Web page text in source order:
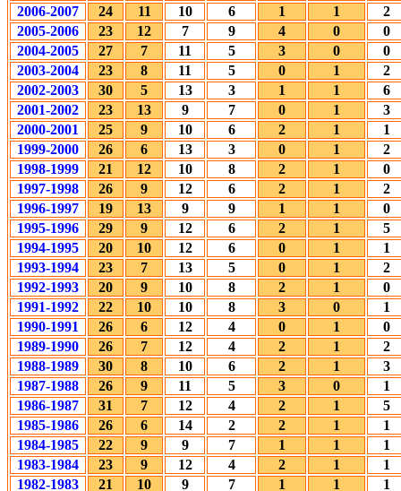
2006-2007
24 11 10 6 1 1
2
2005-2006
23 12 7 9 4 0
0
2004-2005
27 7 11 5 3 0
0
2003-2004
23 8 11 5 0 1
2
2002-2003
30 5 13 3 1 1
6
2001-2002
23 13 9 7 0 1
3
2000-2001
25 9 10 6 2 1
1
1999-2000
26 6 13 3 0 1
2
1998-1999
21 12 10 8 2 1
0
1997-1998
26 9 12 6 2 1
2
1996-1997
19 13 9 9 1 1
0
1995-1996
29 9 12 6 2 1
5
1994-1995
20 10 12 6 0 1
1
1993-1994
23 7 13 5 0 1
2
1992-1993
20 9 10 8 2 1
0
1991-1992
22 10 10 8 3 0
1
1990-1991
26 6 12 4 0 1
0
1989-1990
26 7 12 4 2 1
2
1988-1989
30 8 10 6 2 1
3
1987-1988
26 9 11 5 3 0
1
1986-1987
31 7 12 4 2 1
5
1985-1986
26 6 14 2 2 1
1
1984-1985
22 9 9 7 1 1
1
1983-1984
23 9 12 4 2 1
1
1982-1983
21 10 9 7 1 1 1